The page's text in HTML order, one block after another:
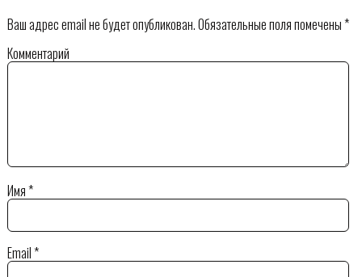
Ваш адрес email не будет опубликован.Обязательные поля помечены*
Комментарий
Имя*
Email*